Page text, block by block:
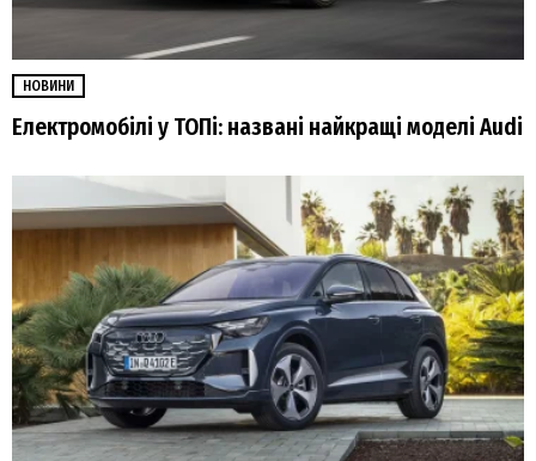
НОВИНИ
Електромобілі у ТОПі: названі найкращі моделі Audi